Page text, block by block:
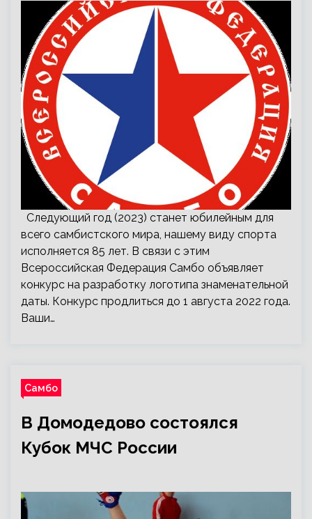
Следующий год (2023) станет юбилейным для
всего самбистского мира, нашему виду спорта
исполняется 85 лет. В связи с этим
Всероссийская Федерация Самбо объявляет
конкурс на разработку логотипа знаменательной
даты. Конкурс продлиться до 1 августа 2022 года.
Ваши…
Самбо
В Домодедово состоялся
Кубок МЧС России